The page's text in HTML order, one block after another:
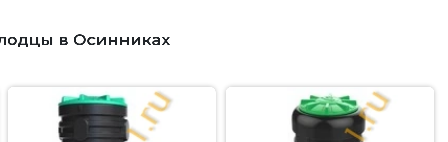
в Осинниках